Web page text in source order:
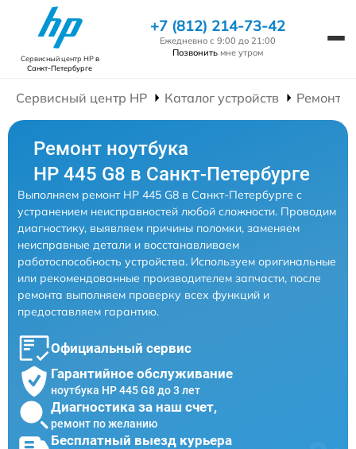
Сервисный центр HPв
Санкт-Петербурге
+7 (812) 214-73-42
Ежедневно с 9:00 до 21:00
Позвонить мне утром
Сервисный центр HP Каталог устройств Ремонт
Ремонт ноутбука
HP 445 G8 в Санкт-Петербурге
Выполняем ремонт HP 445 G8 в Санкт-Петербурге с
устранением неисправностей любой сложности. Проводим
диагностику, выявляем причины поломки, заменяем
неисправные детали и восстанавливаем
работоспособность устройства. Используем оригинальные
или рекомендованные производителем запчасти, после
ремонта выполняем проверку всех функций и
предоставляем гарантию.
Официальный сервис
Гарантийное обслуживание
ноутбука HP 445 G8 до 3 лет
Диагностика за наш счет,
ремонт по желанию
Бесплатный выезд курьера